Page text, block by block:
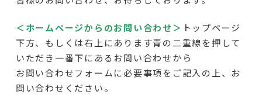
＜ホームページからのお問い合わせ＞ トップページ
下方、もしくは右上にあります青の二重線を押して
いただき一番下にあるお問い合わせから
お問い合わせフォームに必要事項をご記入の上、お
問い合わせください。